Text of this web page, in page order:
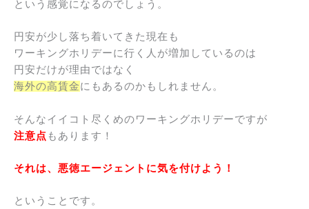
という感覚になるのでしょう。
円安が少し落ち着いてきた現在も
ワーキングホリデーに行く人が増加しているのは
円安だけが理由ではなく
海外の高賃金にもあるのかもしれません。
そんなイイコト尽くめのワーキングホリデーですが
注意点 もあります！
それは、悪徳エージェントに気を付けよう！
ということです。